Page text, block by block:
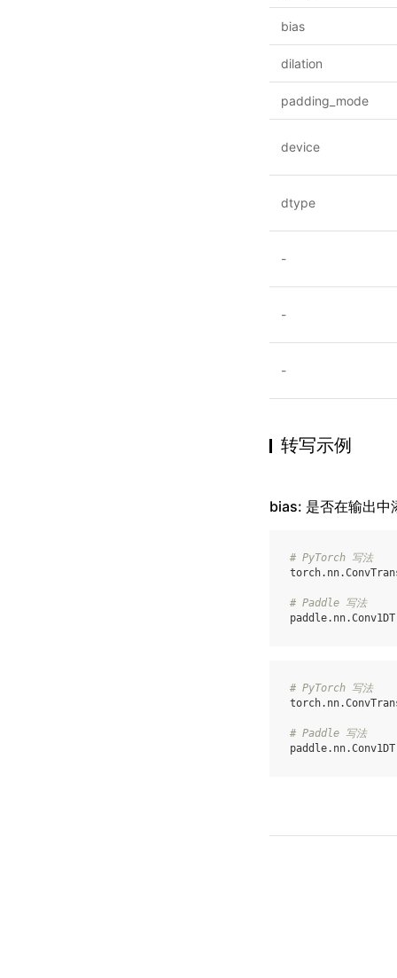
bias
dilation
padding_mode
device
dtype
-
-
-
转写示例
bias: 是否在输出中
# PyTorch 写法
torch. nn.
# Paddle 写法
paddle. nn.
# PyTorch 写法
torch. nn.
# Paddle 写法
paddle. nn.